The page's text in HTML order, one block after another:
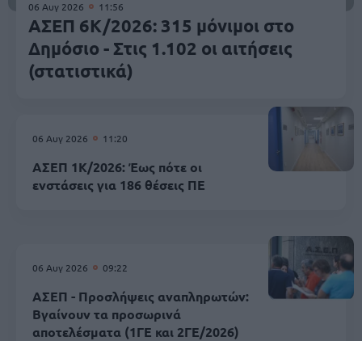
06 Αυγ 2026 11:56
ΑΣΕΠ 6Κ/2026: 315 μόνιμοι στο
Δημόσιο - Στις 1.102 οι αιτήσεις
(στατιστικά)
06 Αυγ 2026 11:20
ΑΣΕΠ 1Κ/2026: Έως πότε οι
ενστάσεις για 186 θέσεις ΠΕ
06 Αυγ 2026 09:22
ΑΣΕΠ - Προσλήψεις αναπληρωτών:
Βγαίνουν τα προσωρινά
αποτελέσματα (1ΓΕ και 2ΓΕ/2026)